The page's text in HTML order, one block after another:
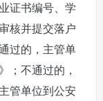
证书编号、学
核并提交落户
过的，主管单
；不通过的，
管单位到公安